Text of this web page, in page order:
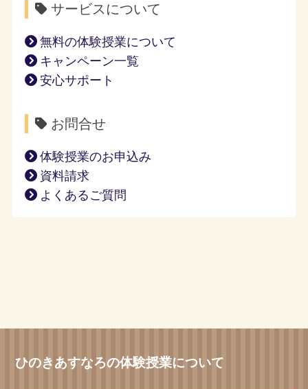
サービスについて
無料の体験授業について
キャンペーン一覧
安心サポート
お問合せ
体験授業のお申込み
資料請求
よくあるご質問
ひのきあすなろの体験授業について